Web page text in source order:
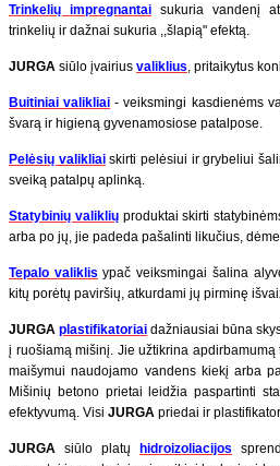
Trinkelių impregnantai sukuria vandenį
trinkelių ir dažnai sukuria ,,šlapią" efektą.
JURGA siūlo įvairius valiklius , pritaikytus
Buitiniai valikliai - veiksmingi kasdienėms
švarą ir higieną gyvenamosiose patalpose.
Pelėsių valikliaiskirti pelėsiui ir grybeliui
sveiką patalpų aplinką.
Statybinių valikliųproduktai skirti
arba po jų, jie padeda pašalinti likučius,
Tepalo valiklis ypač veiksmingai šalina
kitų porėtų paviršių, atkurdami jų pirminę
JURGAplastifikatoriai dažniausiai būna
į ruošiamą mišinį. Jie užtikrina
maišymui naudojamo vandens kiekį arba
Mišinių betono prietai leidžia paspartinti
efektyvumą. Visi JURGA priedai ir
JURGA siūlo platų hidroizoliacijos